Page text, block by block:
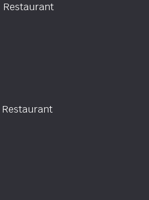
Restaurant
Restaurant